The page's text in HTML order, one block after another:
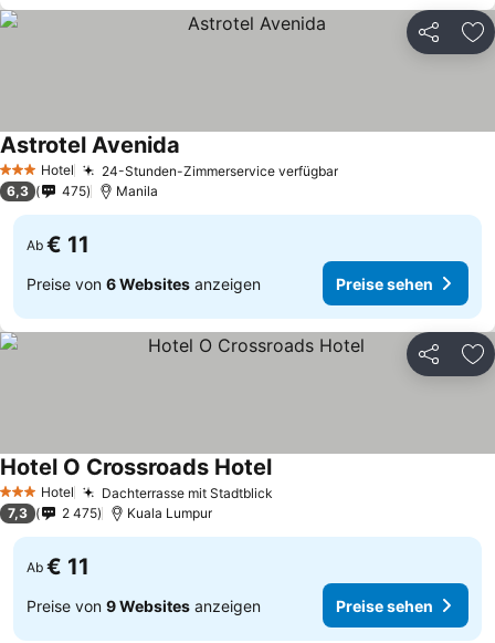
Teilen
3 SterneHotel 24-Stunden-Zimmerservice verfügbar
Astrotel Avenida
6,3 475 Manila
Ab € 11
Preise von 6 Websites anzeigen Preise sehen
Teilen
3 SterneHotel Dachterrasse mit Stadtblick
Hotel O Crossroads Hotel
7,3 2 475 Kuala Lumpur
Ab € 11
Preise von 9 Websites anzeigen Preise sehen